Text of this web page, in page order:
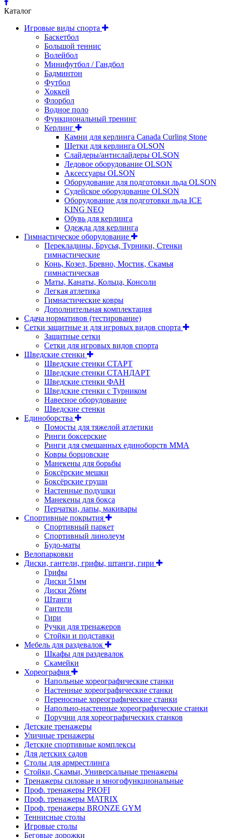
Каталог
Игровые виды спорта
Баскетбол
Большой теннис
Волейбол
Минифутбол / Гандбол
Бадминтон
Футбол
Хоккей
Флорбол
Водное поло
Функциональный тренинг
Керлинг
Камни для керлинга Canada Curling Stone
Щетки для керлинга OLSON
Слайдеры/антислайдеры OLSON
Ледовое оборудование OLSON
Аксессуары OLSON
Оборудование для подготовки льда OLSON
Судейское оборудование OLSON
Оборудование для подготовки льда ICE
KING NEO
Обувь для керлинга
Одежда для керлинга
Гимнастическое оборудование
Перекладины, Брусья, Турники, Стенки
гимнастические
Конь, Козел, Бревно, Мостик, Скамья
гимнастическая
Маты, Канаты, Кольца, Консоли
Легкая атлетика
Гимнастические ковры
Дополнительная комплектация
Сдача нормативов (тестирование)
Сетки защитные и для игровых видов спорта
Защитные сетки
Сетки для игровых видов спорта
Шведские стенки
Шведские стенки СТАРТ
Шведские стенки СТАНДАРТ
Шведские стенки ФАН
Шведские стенки с Турником
Навесное оборудование
Шведские стенки
Единоборства
Помосты для тяжелой атлетики
Ринги боксерские
Ринги для смешанных единоборств ММА
Ковры борцовские
Манекены для борьбы
Боксёрские мешки
Боксёрские груши
Настенные подушки
Манекены для бокса
Перчатки, лапы, макивары
Спортивные покрытия
Спортивный паркет
Спортивный линолеум
Будо-маты
Велопарковки
Диски, гантели, грифы, штанги, гири
Грифы
Диски 51мм
Диски 26мм
Штанги
Гантели
Гири
Ручки для тренажеров
Стойки и подставки
Мебель для раздевалок
Шкафы для раздевалок
Скамейки
Хореография
Напольные хореографические станки
Настенные хореографические станки
Переносные хореографические станки
Напольно-настенные хореографические станки
Поручни для хореографических станков
Детские тренажеры
Уличные тренажеры
Детские спортивные комплексы
Для детских садов
Столы для армрестлинга
Стойки, Скамьи, Универсальные тренажеры
Тренажеры силовые и многофункциональные
Проф. тренажеры PROFI
Проф. тренажеры MATRIX
Проф. тренажеры BRONZE GYM
Теннисные столы
Игровые столы
Беговые дорожки